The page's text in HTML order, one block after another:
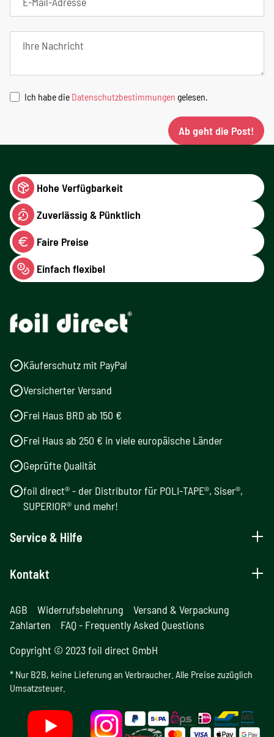
Ich habe die Datenschutzbestimmungen gelesen.
Ab geht die Post!
Hohe Verfügbarkeit
Zuverlässig & Pünktlich
Faire Preise
Einfach flexibel
Käuferschutz mit PayPal
Versicherter Versand
Frei Haus BRD ab 150 €
Frei Haus ab 250 € in viele europäische Länder
Geprüfte Qualität
foil direct® - der Distributor für POLI-TAPE®, Siser®,
SUPERIOR® und mehr!
Service & Hilfe
Kontakt
AGB Widerrufsbelehrung
Versand & Verpackung
Zahlarten
FAQ - Frequently Asked Questions
Copyright © 2023 foil direct GmbH
* Nur B2B, keine Lieferung an Verbraucher. Alle Preise zuzüglich
Umsatzsteuer.